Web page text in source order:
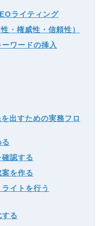
ライティング
・権威性・信頼性）
ワードの挿入
出すための実務フロ
認する
を作る
イトを行う
る